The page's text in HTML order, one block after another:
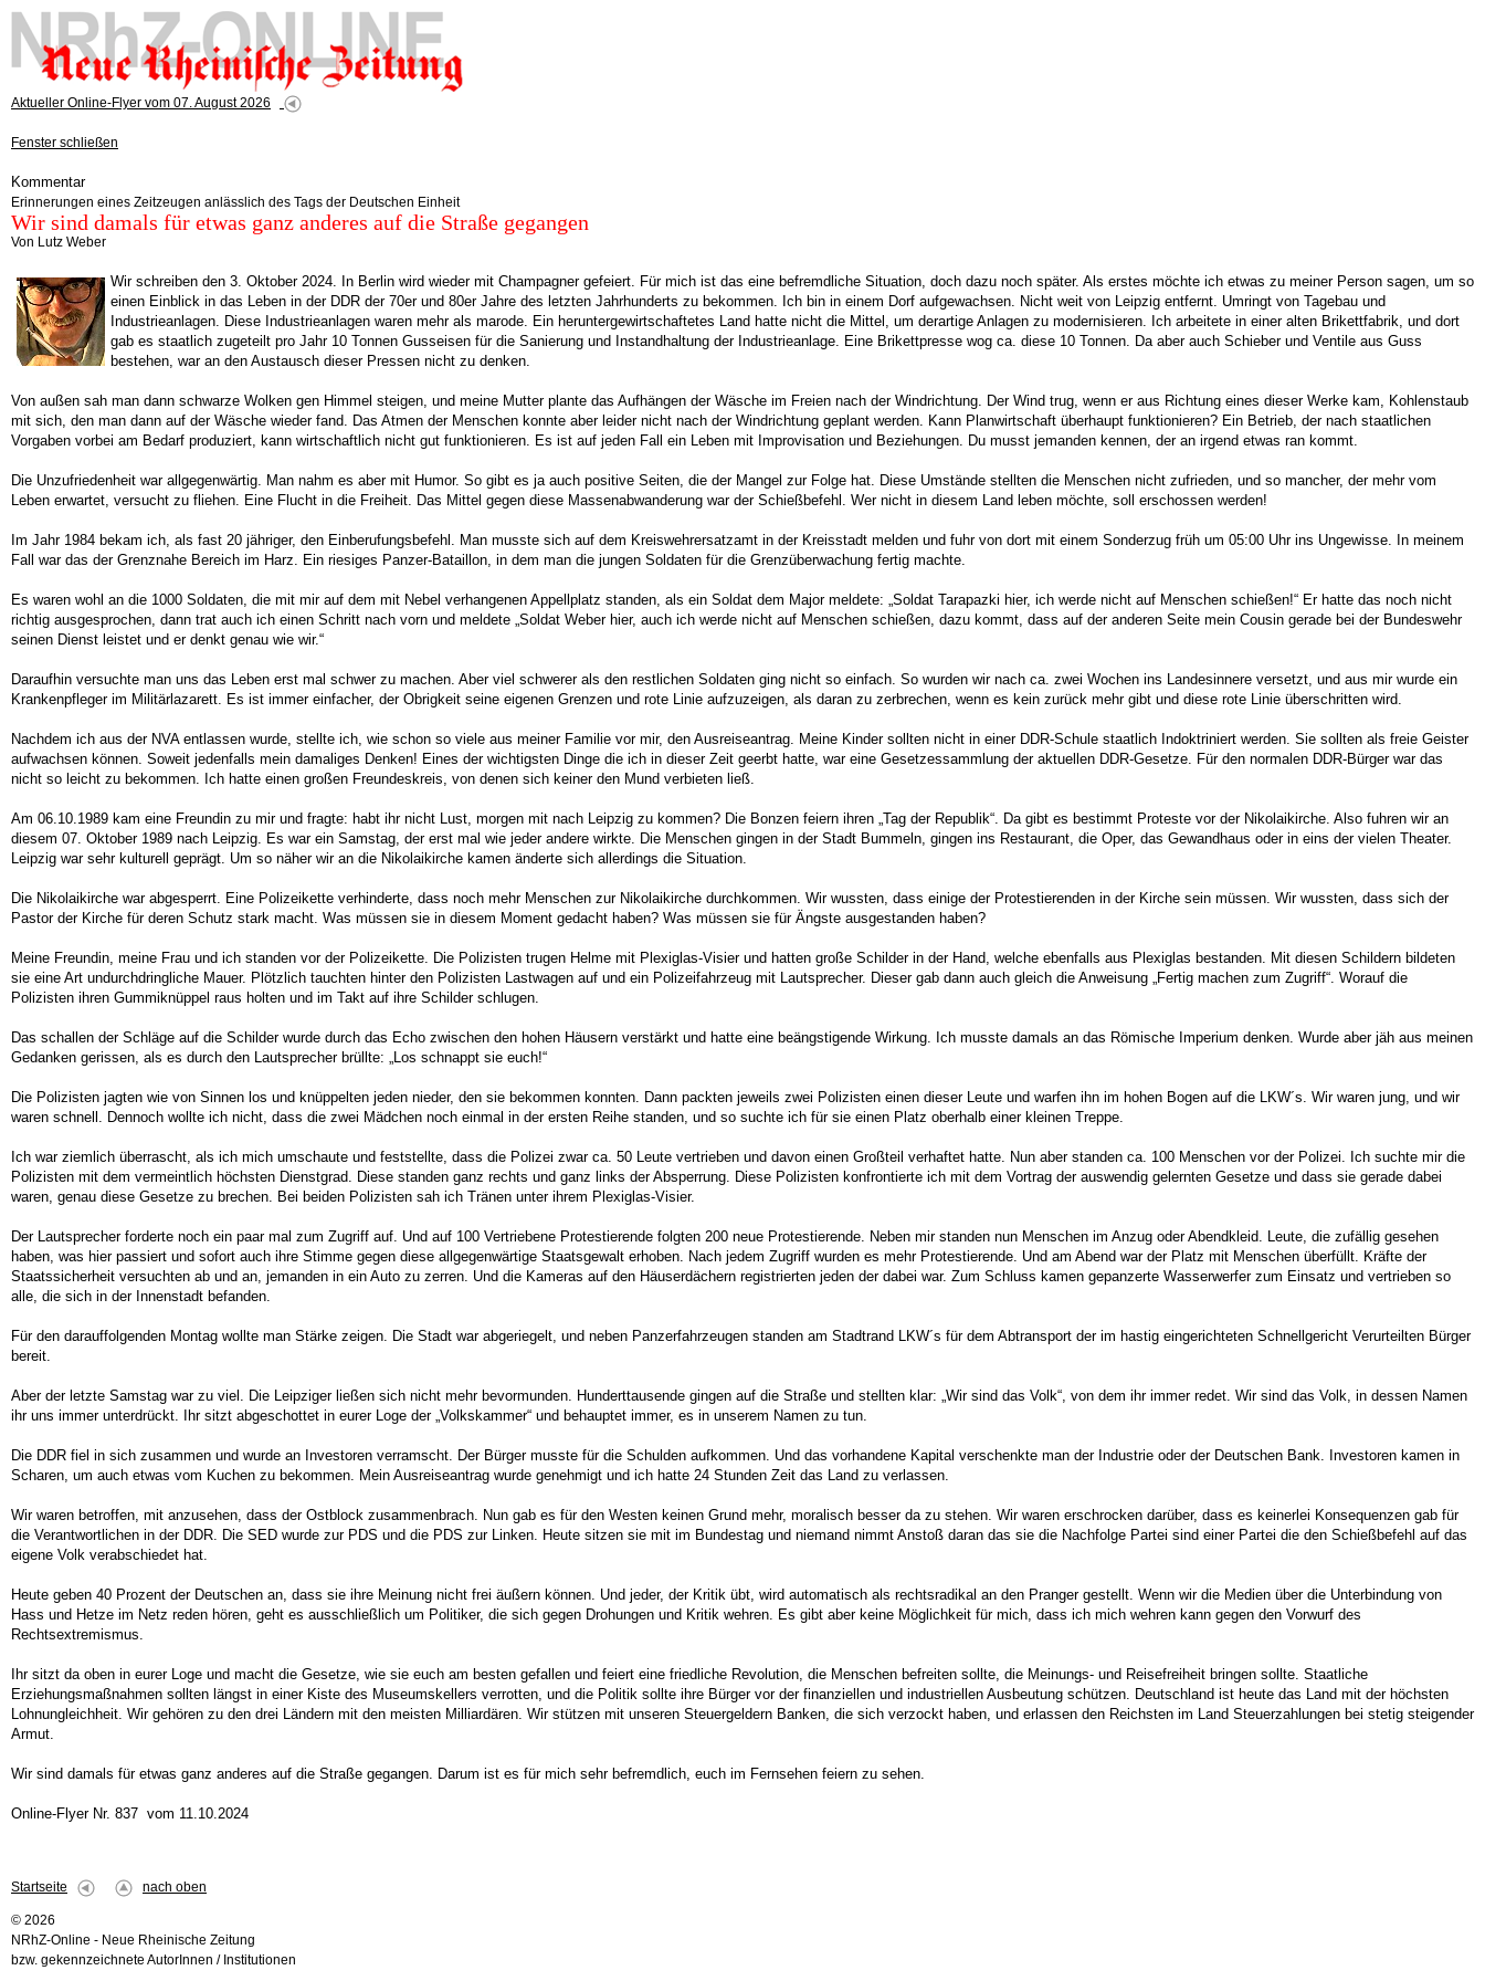
Aktueller Online-Flyer vom 07. August 2026
Fenster schließen
Kommentar
Erinnerungen eines Zeitzeugen anlässlich des Tags der Deutschen Einheit
Wir sind damals für etwas ganz anderes auf die Straße gegangen
Von Lutz Weber
Wir schreiben den 3. Oktober 2024. In Berlin wird wieder mit Champagner gefeiert. Für mich ist das eine befremdliche Situation, doch dazu noch später. Als erstes möchte ich etwas zu meiner Person sagen, um so
einen Einblick in das Leben in der DDR der 70er und 80er Jahre des letzten Jahrhunderts zu bekommen. Ich bin in einem Dorf aufgewachsen. Nicht weit von Leipzig entfernt. Umringt von Tagebau und
Industrieanlagen. Diese Industrieanlagen waren mehr als marode. Ein heruntergewirtschaftetes Land hatte nicht die Mittel, um derartige Anlagen zu modernisieren. Ich arbeitete in einer alten Brikettfabrik, und dort
gab es staatlich zugeteilt pro Jahr 10 Tonnen Gusseisen für die Sanierung und Instandhaltung der Industrieanlage. Eine Brikettpresse wog ca. diese 10 Tonnen. Da aber auch Schieber und Ventile aus Guss
bestehen, war an den Austausch dieser Pressen nicht zu denken.
Von außen sah man dann schwarze Wolken gen Himmel steigen, und meine Mutter plante das Aufhängen der Wäsche im Freien nach der Windrichtung. Der Wind trug, wenn er aus Richtung eines dieser Werke kam, Kohlenstaub
mit sich, den man dann auf der Wäsche wieder fand. Das Atmen der Menschen konnte aber leider nicht nach der Windrichtung geplant werden. Kann Planwirtschaft überhaupt funktionieren? Ein Betrieb, der nach staatlichen
Vorgaben vorbei am Bedarf produziert, kann wirtschaftlich nicht gut funktionieren. Es ist auf jeden Fall ein Leben mit Improvisation und Beziehungen. Du musst jemanden kennen, der an irgend etwas ran kommt.
Die Unzufriedenheit war allgegenwärtig. Man nahm es aber mit Humor. So gibt es ja auch positive Seiten, die der Mangel zur Folge hat. Diese Umstände stellten die Menschen nicht zufrieden, und so mancher, der mehr vom
Leben erwartet, versucht zu fliehen. Eine Flucht in die Freiheit. Das Mittel gegen diese Massenabwanderung war der Schießbefehl. Wer nicht in diesem Land leben möchte, soll erschossen werden!
Im Jahr 1984 bekam ich, als fast 20 jähriger, den Einberufungsbefehl. Man musste sich auf dem Kreiswehrersatzamt in der Kreisstadt melden und fuhr von dort mit einem Sonderzug früh um 05:00 Uhr ins Ungewisse. In meinem
Fall war das der Grenznahe Bereich im Harz. Ein riesiges Panzer-Bataillon, in dem man die jungen Soldaten für die Grenzüberwachung fertig machte.
Es waren wohl an die 1000 Soldaten, die mit mir auf dem mit Nebel verhangenen Appellplatz standen, als ein Soldat dem Major meldete: „Soldat Tarapazki hier, ich werde nicht auf Menschen schießen!“ Er hatte das noch nicht
richtig ausgesprochen, dann trat auch ich einen Schritt nach vorn und meldete „Soldat Weber hier, auch ich werde nicht auf Menschen schießen, dazu kommt, dass auf der anderen Seite mein Cousin gerade bei der Bundeswehr
seinen Dienst leistet und er denkt genau wie wir.“
Daraufhin versuchte man uns das Leben erst mal schwer zu machen. Aber viel schwerer als den restlichen Soldaten ging nicht so einfach. So wurden wir nach ca. zwei Wochen ins Landesinnere versetzt, und aus mir wurde ein
Krankenpfleger im Militärlazarett. Es ist immer einfacher, der Obrigkeit seine eigenen Grenzen und rote Linie aufzuzeigen, als daran zu zerbrechen, wenn es kein zurück mehr gibt und diese rote Linie überschritten wird.
Nachdem ich aus der NVA entlassen wurde, stellte ich, wie schon so viele aus meiner Familie vor mir, den Ausreiseantrag. Meine Kinder sollten nicht in einer DDR-Schule staatlich Indoktriniert werden. Sie sollten als freie Geister
aufwachsen können. Soweit jedenfalls mein damaliges Denken! Eines der wichtigsten Dinge die ich in dieser Zeit geerbt hatte, war eine Gesetzessammlung der aktuellen DDR-Gesetze. Für den normalen DDR-Bürger war das
nicht so leicht zu bekommen. Ich hatte einen großen Freundeskreis, von denen sich keiner den Mund verbieten ließ.
Am 06.10.1989 kam eine Freundin zu mir und fragte: habt ihr nicht Lust, morgen mit nach Leipzig zu kommen? Die Bonzen feiern ihren „Tag der Republik“. Da gibt es bestimmt Proteste vor der Nikolaikirche. Also fuhren wir an
diesem 07. Oktober 1989 nach Leipzig. Es war ein Samstag, der erst mal wie jeder andere wirkte. Die Menschen gingen in der Stadt Bummeln, gingen ins Restaurant, die Oper, das Gewandhaus oder in eins der vielen Theater.
Leipzig war sehr kulturell geprägt. Um so näher wir an die Nikolaikirche kamen änderte sich allerdings die Situation.
Die Nikolaikirche war abgesperrt. Eine Polizeikette verhinderte, dass noch mehr Menschen zur Nikolaikirche durchkommen. Wir wussten, dass einige der Protestierenden in der Kirche sein müssen. Wir wussten, dass sich der
Pastor der Kirche für deren Schutz stark macht. Was müssen sie in diesem Moment gedacht haben? Was müssen sie für Ängste ausgestanden haben?
Meine Freundin, meine Frau und ich standen vor der Polizeikette. Die Polizisten trugen Helme mit Plexiglas-Visier und hatten große Schilder in der Hand, welche ebenfalls aus Plexiglas bestanden. Mit diesen Schildern bildeten
sie eine Art undurchdringliche Mauer. Plötzlich tauchten hinter den Polizisten Lastwagen auf und ein Polizeifahrzeug mit Lautsprecher. Dieser gab dann auch gleich die Anweisung „Fertig machen zum Zugriff“. Worauf die
Polizisten ihren Gummiknüppel raus holten und im Takt auf ihre Schilder schlugen.
Das schallen der Schläge auf die Schilder wurde durch das Echo zwischen den hohen Häusern verstärkt und hatte eine beängstigende Wirkung. Ich musste damals an das Römische Imperium denken. Wurde aber jäh aus meinen
Gedanken gerissen, als es durch den Lautsprecher brüllte: „Los schnappt sie euch!“
Die Polizisten jagten wie von Sinnen los und knüppelten jeden nieder, den sie bekommen konnten. Dann packten jeweils zwei Polizisten einen dieser Leute und warfen ihn im hohen Bogen auf die LKW´s. Wir waren jung, und wir
waren schnell. Dennoch wollte ich nicht, dass die zwei Mädchen noch einmal in der ersten Reihe standen, und so suchte ich für sie einen Platz oberhalb einer kleinen Treppe.
Ich war ziemlich überrascht, als ich mich umschaute und feststellte, dass die Polizei zwar ca. 50 Leute vertrieben und davon einen Großteil verhaftet hatte. Nun aber standen ca. 100 Menschen vor der Polizei. Ich suchte mir die
Polizisten mit dem vermeintlich höchsten Dienstgrad. Diese standen ganz rechts und ganz links der Absperrung. Diese Polizisten konfrontierte ich mit dem Vortrag der auswendig gelernten Gesetze und dass sie gerade dabei
waren, genau diese Gesetze zu brechen. Bei beiden Polizisten sah ich Tränen unter ihrem Plexiglas-Visier.
Der Lautsprecher forderte noch ein paar mal zum Zugriff auf. Und auf 100 Vertriebene Protestierende folgten 200 neue Protestierende. Neben mir standen nun Menschen im Anzug oder Abendkleid. Leute, die zufällig gesehen
haben, was hier passiert und sofort auch ihre Stimme gegen diese allgegenwärtige Staatsgewalt erhoben. Nach jedem Zugriff wurden es mehr Protestierende. Und am Abend war der Platz mit Menschen überfüllt. Kräfte der
Staatssicherheit versuchten ab und an, jemanden in ein Auto zu zerren. Und die Kameras auf den Häuserdächern registrierten jeden der dabei war. Zum Schluss kamen gepanzerte Wasserwerfer zum Einsatz und vertrieben so
alle, die sich in der Innenstadt befanden.
Für den darauffolgenden Montag wollte man Stärke zeigen. Die Stadt war abgeriegelt, und neben Panzerfahrzeugen standen am Stadtrand LKW´s für dem Abtransport der im hastig eingerichteten Schnellgericht Verurteilten Bürger
bereit.
Aber der letzte Samstag war zu viel. Die Leipziger ließen sich nicht mehr bevormunden. Hunderttausende gingen auf die Straße und stellten klar: „Wir sind das Volk“, von dem ihr immer redet. Wir sind das Volk, in dessen Namen
ihr uns immer unterdrückt. Ihr sitzt abgeschottet in eurer Loge der „Volkskammer“ und behauptet immer, es in unserem Namen zu tun.
Die DDR fiel in sich zusammen und wurde an Investoren verramscht. Der Bürger musste für die Schulden aufkommen. Und das vorhandene Kapital verschenkte man der Industrie oder der Deutschen Bank. Investoren kamen in
Scharen, um auch etwas vom Kuchen zu bekommen. Mein Ausreiseantrag wurde genehmigt und ich hatte 24 Stunden Zeit das Land zu verlassen.
Wir waren betroffen, mit anzusehen, dass der Ostblock zusammenbrach. Nun gab es für den Westen keinen Grund mehr, moralisch besser da zu stehen. Wir waren erschrocken darüber, dass es keinerlei Konsequenzen gab für
die Verantwortlichen in der DDR. Die SED wurde zur PDS und die PDS zur Linken. Heute sitzen sie mit im Bundestag und niemand nimmt Anstoß daran das sie die Nachfolge Partei sind einer Partei die den Schießbefehl auf das
eigene Volk verabschiedet hat.
Heute geben 40 Prozent der Deutschen an, dass sie ihre Meinung nicht frei äußern können. Und jeder, der Kritik übt, wird automatisch als rechtsradikal an den Pranger gestellt. Wenn wir die Medien über die Unterbindung von
Hass und Hetze im Netz reden hören, geht es ausschließlich um Politiker, die sich gegen Drohungen und Kritik wehren. Es gibt aber keine Möglichkeit für mich, dass ich mich wehren kann gegen den Vorwurf des
Rechtsextremismus.
Ihr sitzt da oben in eurer Loge und macht die Gesetze, wie sie euch am besten gefallen und feiert eine friedliche Revolution, die Menschen befreiten sollte, die Meinungs- und Reisefreiheit bringen sollte. Staatliche
Erziehungsmaßnahmen sollten längst in einer Kiste des Museumskellers verrotten, und die Politik sollte ihre Bürger vor der finanziellen und industriellen Ausbeutung schützen. Deutschland ist heute das Land mit der höchsten
Lohnungleichheit. Wir gehören zu den drei Ländern mit den meisten Milliardären. Wir stützen mit unseren Steuergeldern Banken, die sich verzockt haben, und erlassen den Reichsten im Land Steuerzahlungen bei stetig steigender
Armut.
Wir sind damals für etwas ganz anderes auf die Straße gegangen. Darum ist es für mich sehr befremdlich, euch im Fernsehen feiern zu sehen.
Online-Flyer Nr. 837 vom 11.10.2024
Startseite nach oben
© 2026
NRhZ-Online - Neue Rheinische Zeitung
bzw. gekennzeichnete AutorInnen / Institutionen